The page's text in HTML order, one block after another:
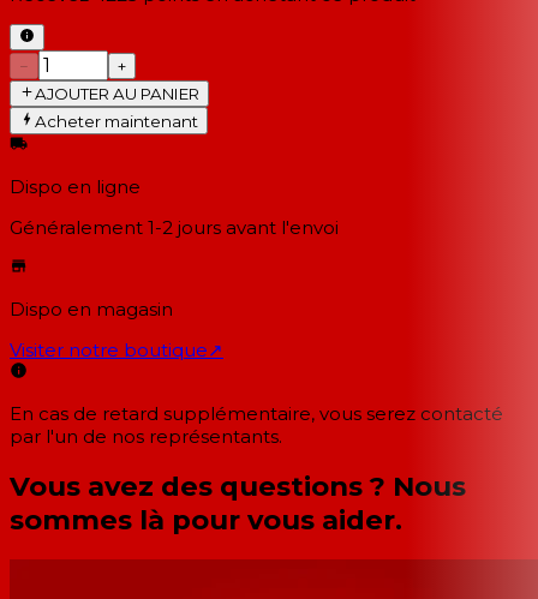
−
+
AJOUTER AU PANIER
Acheter maintenant
Dispo en ligne
Généralement 1-2 jours avant l'envoi
Dispo en magasin
Visiter notre boutique↗
En cas de retard supplémentaire, vous serez contacté
par l'un de nos représentants.
Vous avez des questions ? Nous
sommes là pour vous aider.